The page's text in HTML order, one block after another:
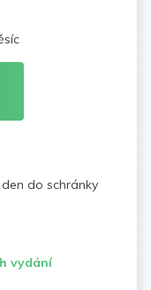
do schránky
vydání